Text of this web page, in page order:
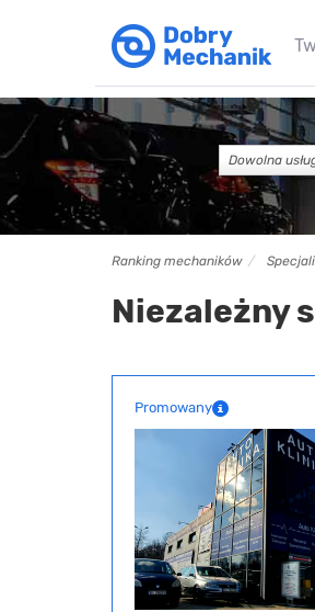
Dowolna
Ranking mechaników
Niezależny
Promowany